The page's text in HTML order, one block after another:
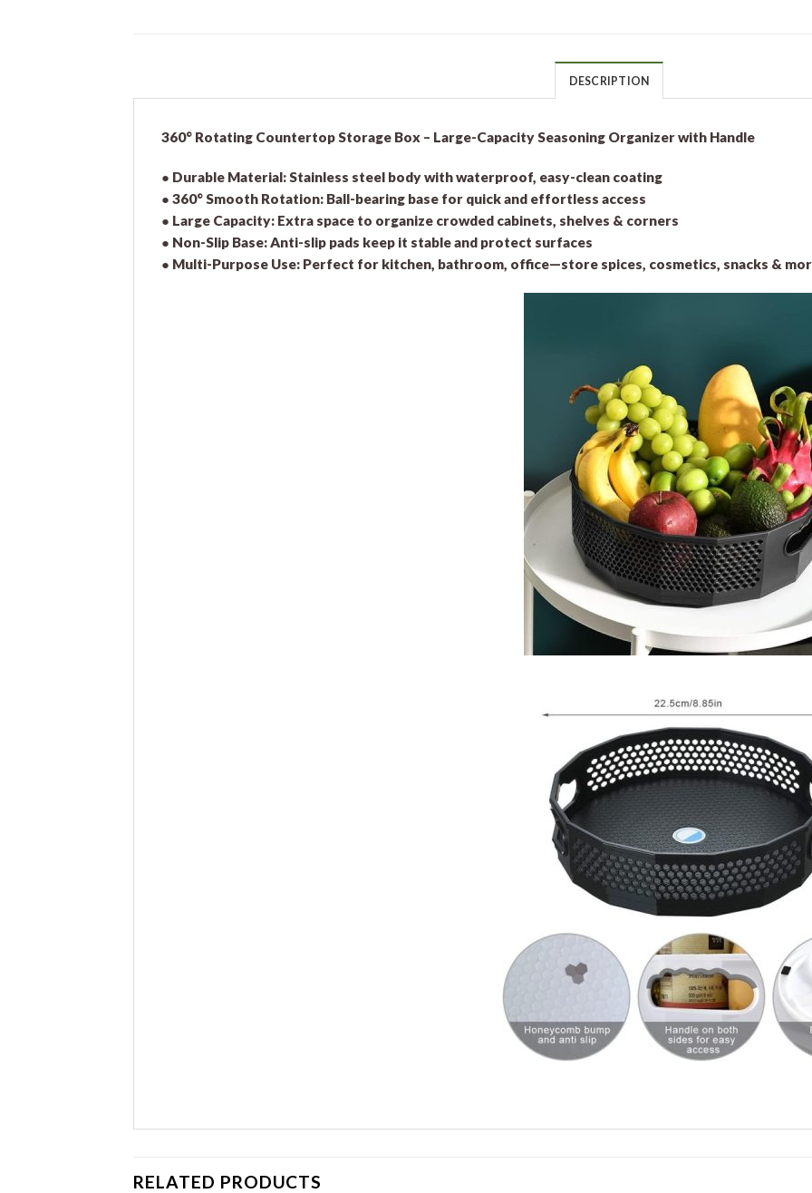
DESCRIPTION
360° Rotating Countertop Storage Box – Large-Capacity Seasoning Organizer with Handle
● Durable Material:Stainless steel body with waterproof, easy-clean coating
● 360° Smooth Rotation: Ball-bearing base for quick and effortless access
● Large Capacity: Extra space to organize crowded cabinets, shelves & corners
● Non-Slip Base:Anti-slip pads keep it stable and protect surfaces
● Multi-Purpose Use: Perfect for kitchen, bathroom, office—store spices, cosmetics, snacks &
RELATED PRODUCTS